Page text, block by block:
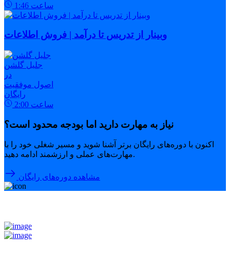
1:46 ساعت
وبینار از تدریس تا درآمد | فروش اطلاعات
جلیل گلشن
در
اصول موفقیت
رایگان
2:00 ساعت
نیاز به مهارت دارید اما بودجه محدود است؟
اکنون با دوره‌های رایگان برتر آشنا شوید و مسیر شغلی خود را با
مهارت‌های عملی و ارزشمند ادامه دهید.
مشاهده دوره‌های رایگان